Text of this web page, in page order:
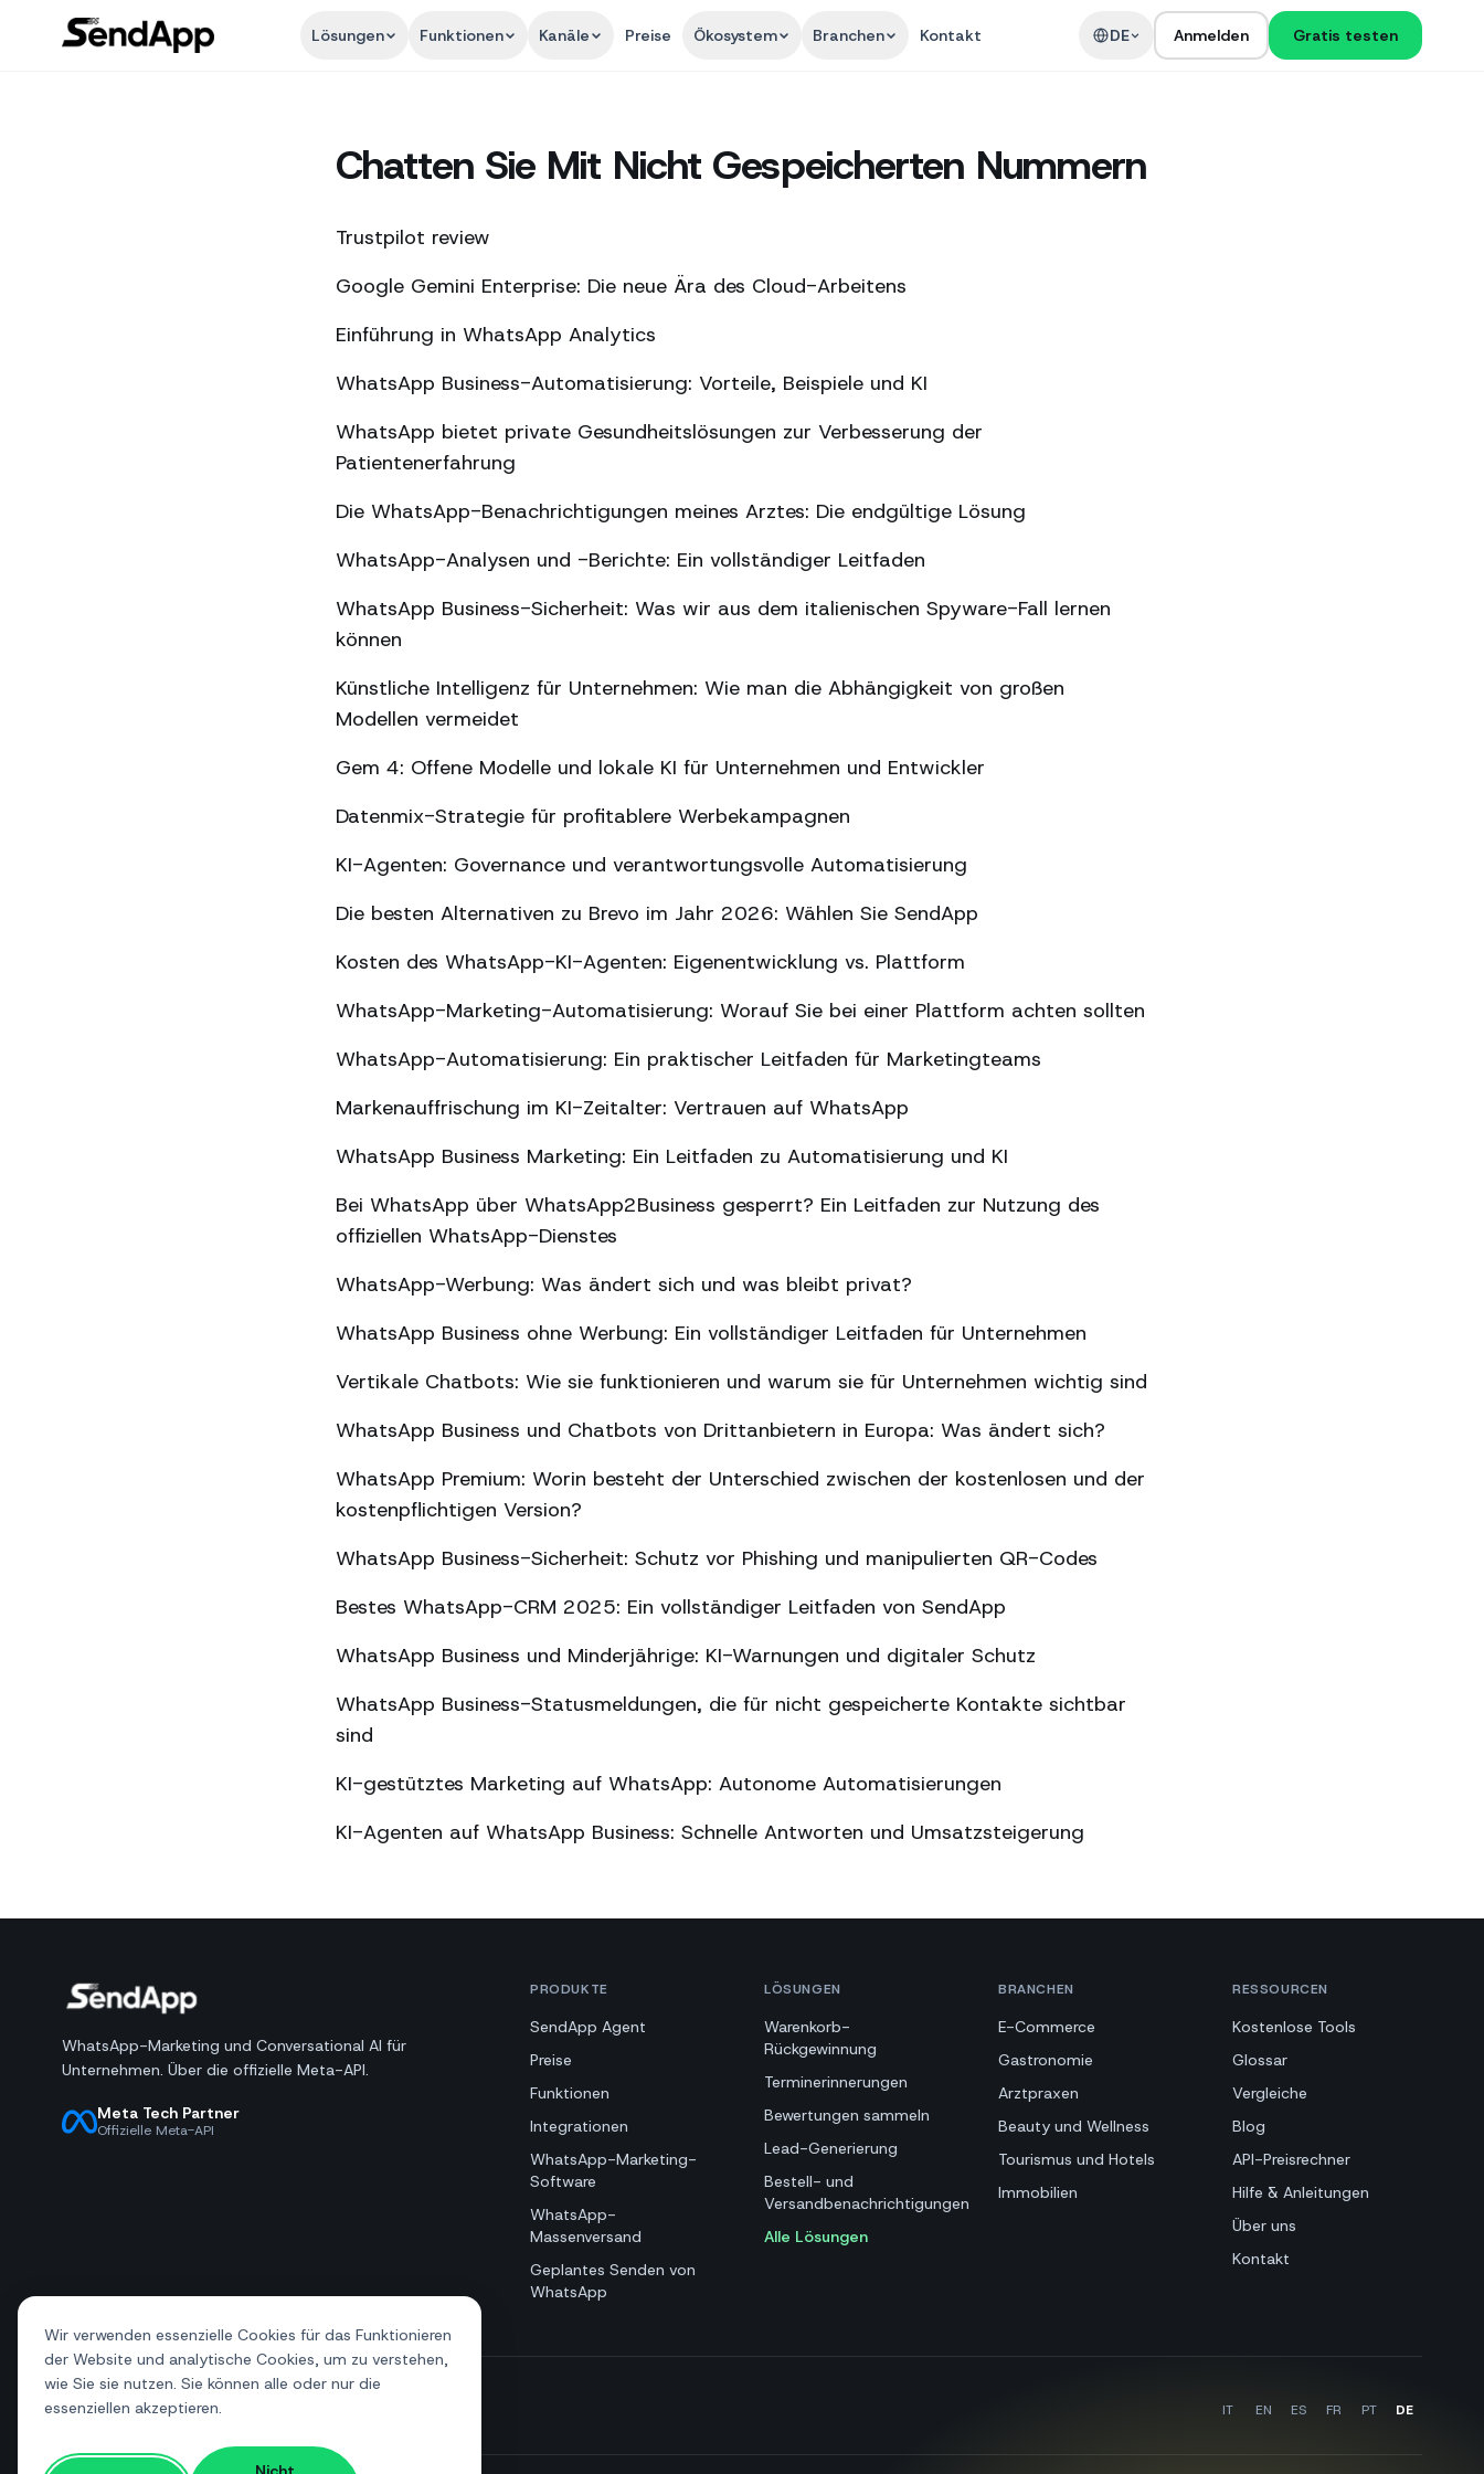
Wir verwenden essenzielle Cookies für das Funktionieren
der Website und analytische Cookies, um zu verstehen,
wie Sie sie nutzen. Sie können alle oder nur die
essenziellen akzeptieren.
Lösungen Funktionen Kanäle Preise Ökosystem Branchen Kontakt DE Anmelden Gratis testen
Chatten Sie Mit Nicht Gespeicherten Nummern
Trustpilot review
Google Gemini Enterprise: Die neue Ära des Cloud-Arbeitens
Einführung in WhatsApp Analytics
WhatsApp Business-Automatisierung: Vorteile, Beispiele und KI
WhatsApp bietet private Gesundheitslösungen zur Verbesserung der
Patientenerfahrung
Die WhatsApp-Benachrichtigungen meines Arztes: Die endgültige Lösung
WhatsApp-Analysen und -Berichte: Ein vollständiger Leitfaden
WhatsApp Business-Sicherheit: Was wir aus dem italienischen Spyware-Fall lernen
können
Künstliche Intelligenz für Unternehmen: Wie man die Abhängigkeit von großen
Modellen vermeidet
Gem 4: Offene Modelle und lokale KI für Unternehmen und Entwickler
Datenmix-Strategie für profitablere Werbekampagnen
KI-Agenten: Governance und verantwortungsvolle Automatisierung
Die besten Alternativen zu Brevo im Jahr 2026: Wählen Sie SendApp
Kosten des WhatsApp-KI-Agenten: Eigenentwicklung vs. Plattform
WhatsApp-Marketing-Automatisierung: Worauf Sie bei einer Plattform achten sollten
WhatsApp-Automatisierung: Ein praktischer Leitfaden für Marketingteams
Markenauffrischung im KI-Zeitalter: Vertrauen auf WhatsApp
WhatsApp Business Marketing: Ein Leitfaden zu Automatisierung und KI
Bei WhatsApp über WhatsApp2Business gesperrt? Ein Leitfaden zur Nutzung des
offiziellen WhatsApp-Dienstes
WhatsApp-Werbung: Was ändert sich und was bleibt privat?
WhatsApp Business ohne Werbung: Ein vollständiger Leitfaden für Unternehmen
Vertikale Chatbots: Wie sie funktionieren und warum sie für Unternehmen wichtig sind
WhatsApp Business und Chatbots von Drittanbietern in Europa: Was ändert sich?
WhatsApp Premium: Worin besteht der Unterschied zwischen der kostenlosen und der
kostenpflichtigen Version?
WhatsApp Business-Sicherheit: Schutz vor Phishing und manipulierten QR-Codes
Bestes WhatsApp-CRM 2025: Ein vollständiger Leitfaden von SendApp
WhatsApp Business und Minderjährige: KI-Warnungen und digitaler Schutz
WhatsApp Business-Statusmeldungen, die für nicht gespeicherte Kontakte sichtbar
sind
KI-gestütztes Marketing auf WhatsApp: Autonome Automatisierungen
KI-Agenten auf WhatsApp Business: Schnelle Antworten und Umsatzsteigerung
WhatsApp-Marketing und Conversational AI für
Unternehmen. Über die offizielle Meta-API.
Meta Tech Partner
Offizielle Meta-API
PRODUKTE
SendApp Agent
Preise
Funktionen
Integrationen
WhatsApp-Marketing-
Software
WhatsApp-
Massenversand
Geplantes Senden von
WhatsApp
LÖSUNGEN
Warenkorb-
Rückgewinnung
Terminerinnerungen
Bewertungen sammeln
Lead-Generierung
Bestell- und
Versandbenachrichtigungen
Alle Lösungen
BRANCHEN
E-Commerce
Gastronomie
Arztpraxen
Beauty und Wellness
Tourismus und Hotels
Immobilien
RESSOURCEN
Kostenlose Tools
Glossar
Vergleiche
Blog
API-Preisrechner
Hilfe & Anleitungen
Über uns
Kontakt
+39 081 544 7792 IT EN ES FR PT DE